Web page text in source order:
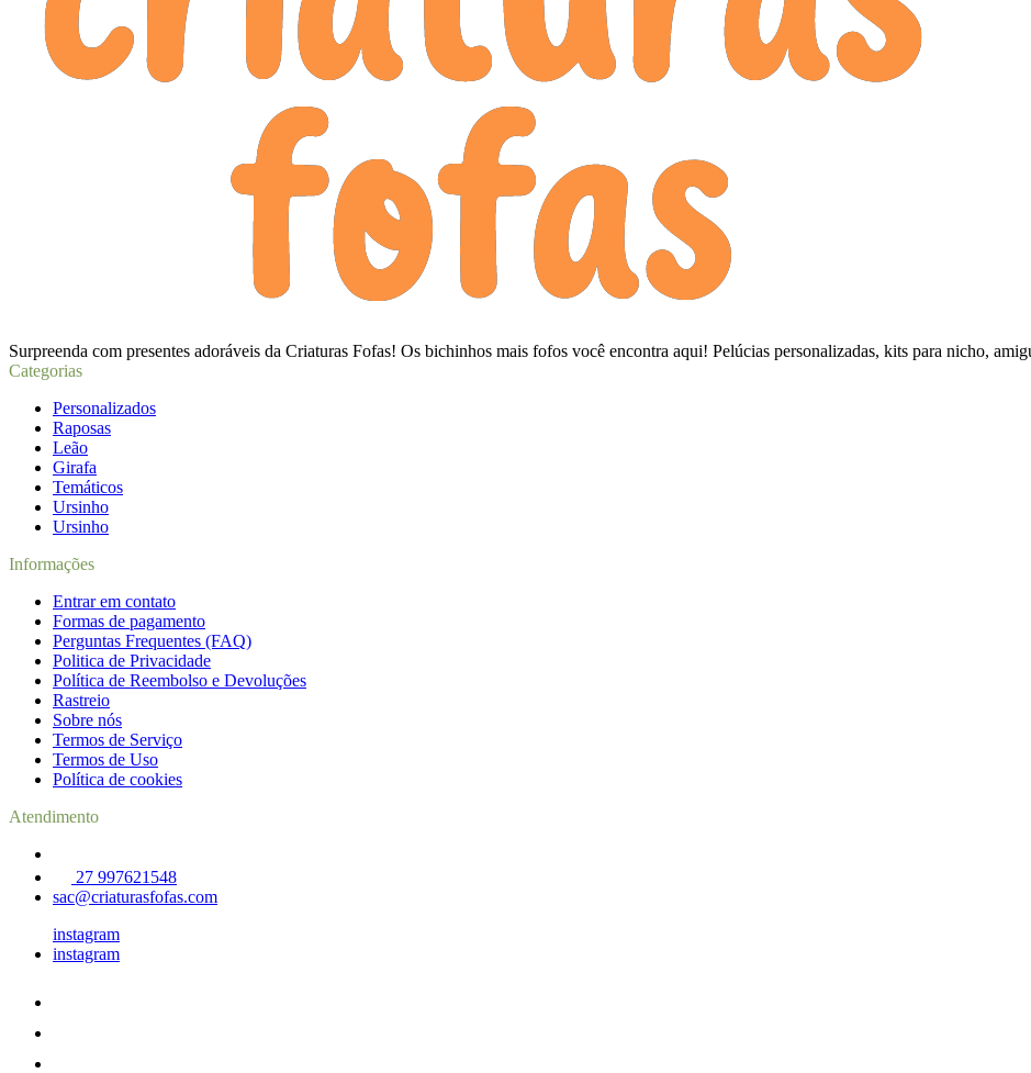
Surpreenda com presentes adoráveis da Criaturas Fofas! Os bichinhos mais fofos você encontra aqui! Pelúcias personalizadas, kits para nicho,
Categorias
Personalizados
Raposas
Leão
Girafa
Temáticos
Ursinho
Ursinho
Informações
Entrar em contato
Formas de pagamento
Perguntas Frequentes (FAQ)
Politica de Privacidade
Política de Reembolso e Devoluções
Rastreio
Sobre nós
Termos de Serviço
Termos de Uso
Política de cookies
Atendimento
27 997621548
sac@criaturasfofas.com
instagram
instagram